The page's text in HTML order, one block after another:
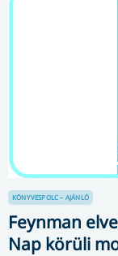
KÖNYVESPOLC – AJÁNLÓ
Feynman
Nap körüli